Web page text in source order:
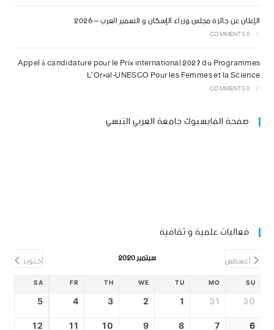
الإعلان عن جائزة مجلس وزراء الإسكان و التعمير العرب – 2026
/
0 COMMENTS
Appel à candidature pour le Prix international 2027 du Programmes
L’Oréal-UNESCO Pour les Femmes et la Science
/
0 COMMENTS
صفحة الفايسبوك جامعة العربي التبسي
فعاليات علمية و ثقافية
أغسطس سبتمبر 2020 أكتوبر
SU
MO
TU
WE
TH
FR
SA
30
31
1
2
3
4
5
6
7
8
9
10
11
12